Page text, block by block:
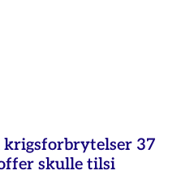
37
skulle tilsi